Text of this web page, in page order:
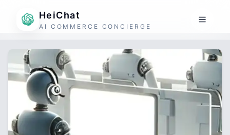
HeiChat
AI COMMERCE CONCIERGE